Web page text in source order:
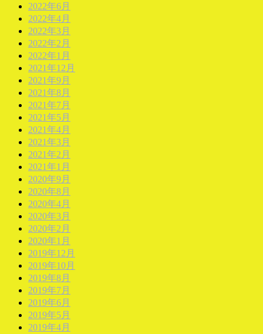
2022年6月
2022年4月
2022年3月
2022年2月
2022年1月
2021年12月
2021年9月
2021年8月
2021年7月
2021年5月
2021年4月
2021年3月
2021年2月
2021年1月
2020年9月
2020年8月
2020年4月
2020年3月
2020年2月
2020年1月
2019年12月
2019年10月
2019年8月
2019年7月
2019年6月
2019年5月
2019年4月